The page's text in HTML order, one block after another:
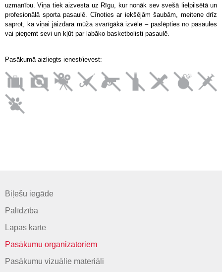
uzmanību. Viņa tiek aizvesta uz Rīgu, kur nonāk sev svešā lielpilsētā un
profesionālā sporta pasaulē. Cīnoties ar iekšējām šaubām, meitene drīz
saprot, ka viņai jāizdara mūža svarīgākā izvēle – paslēpties no pasaules
vai pieņemt sevi un kļūt par labāko basketbolisti pasaulē.
Pasākumā aizliegts ienest/ievest:
Biļešu iegāde
Palīdzība
Lapas karte
Pasākumu organizatoriem
Pasākumu vizuālie materiāli